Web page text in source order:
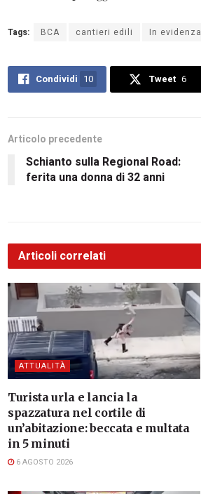
Tags: BCA cantieri edili In evidenza
Condividi 10 Tweet 6
Articolo precedente
Schianto sulla Regional Road:
ferita una donna di 32 anni
Articoli correlati
ATTUALITÀ
Turista urla e lancia la
spazzatura nel cortile di
un’abitazione: beccata e multata
in 5 minuti
6 AGOSTO 2026